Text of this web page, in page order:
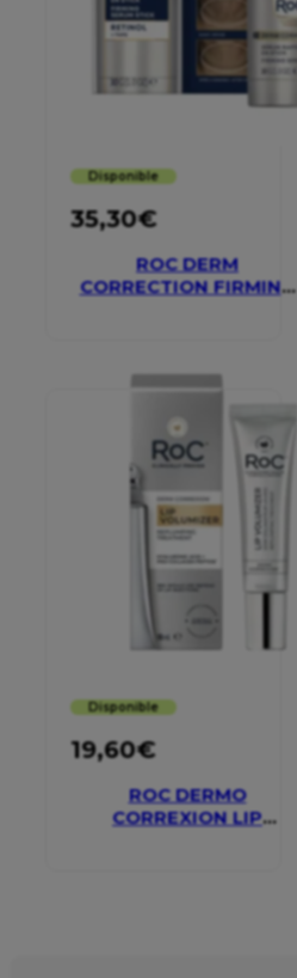
Disponible
35,30€
ROC DERM
CORRECTION FIRMING
Disponible
19,60€
ROC DERMO
CORREXION LIP